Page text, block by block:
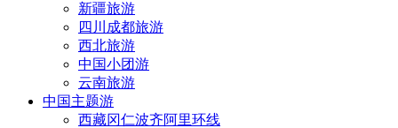
新疆旅游
四川成都旅游
西北旅游
中国小团游
云南旅游
中国主题游
西藏冈仁波齐阿里环线